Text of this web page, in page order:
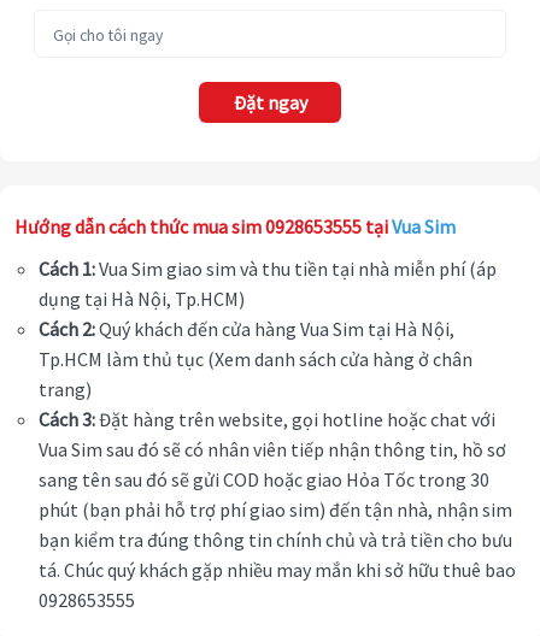
Đặt ngay
Hướng dẫn cách thức mua sim 0928653555 tạiVua Sim
Cách 1:Vua Sim giao sim và thu tiền tại nhà miễn phí (áp
dụng tại Hà Nội, Tp.HCM)
Cách 2:Quý khách đến cửa hàng Vua Sim tại Hà Nội,
Tp.HCM làm thủ tục (Xem danh sách cửa hàng ở chân
trang)
Cách 3:Đặt hàng trên website, gọi hotline hoặc chat với
Vua Sim sau đó sẽ có nhân viên tiếp nhận thông tin, hồ sơ
sang tên sau đó sẽ gửi COD hoặc giao Hỏa Tốc trong 30
phút (bạn phải hỗ trợ phí giao sim) đến tận nhà, nhận sim
bạn kiểm tra đúng thông tin chính chủ và trả tiền cho bưu
tá. Chúc quý khách gặp nhiều may mắn khi sở hữu thuê bao
0928653555